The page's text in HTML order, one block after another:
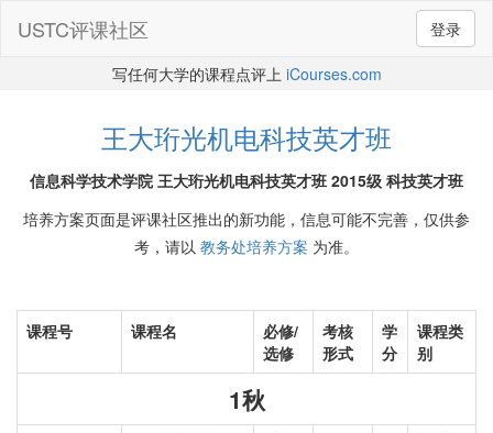
登录
USTC评课社区
写任何大学的课程点评上 iCourses.com
王大珩光机电科技英才班
信息科学技术学院 王大珩光机电科技英才班 2015级 科技英才班
培养方案页面是评课社区推出的新功能，信息可能不完善，仅供参
考，请以 教务处培养方案 为准。
课程号 课程名
必修/
选修
考核
形式
学
分
课程类
别
1秋